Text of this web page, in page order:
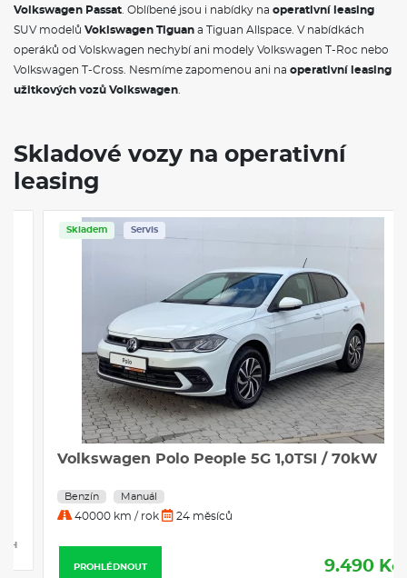
Volkswagen Passat. Oblíbené jsou i nabídky na operativní leasing
SUV modelů Voklswagen Tiguan a Tiguan Allspace. V nabídkách
operáků od Volskwagen nechybí ani modely Volkswagen T-Roc nebo
Volkswagen T-Cross. Nesmíme zapomenou ani na operativní leasing
užitkových vozů Volkswagen.
Skladové vozy na operativní
leasing
Skladem Servis
Volkswagen Polo People 5G 1,0TSI / 70kW
Benzín Manuál
40000 km / rok 24 měsíců
PROHLÉDNOUT 9.490 Kč